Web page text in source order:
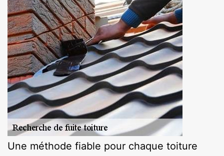
Une méthode fiable pour chaque toiture